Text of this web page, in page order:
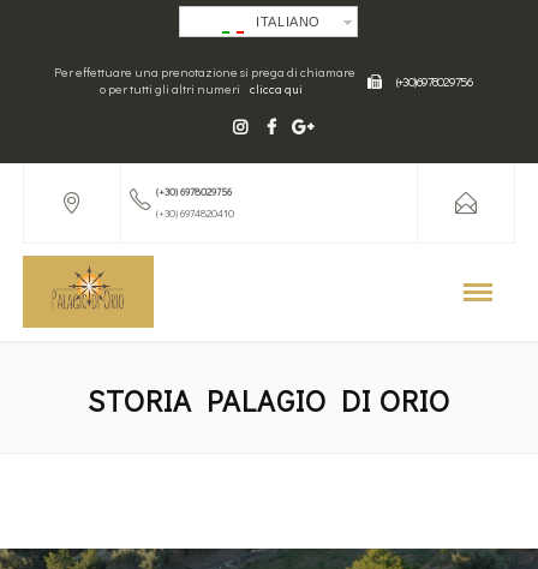
ITALIANO
Per effettuare una prenotazione si prega di chiamare
o per tutti gli altri numeri
clicca qui (+30) 6978029756
(+30) 6978029756
(+30) 6974820410
STORIA PALAGIO DI ORIO